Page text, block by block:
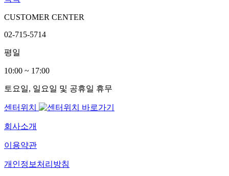
CUSTOMER CENTER
02-715-5714
평일
10:00 ~ 17:00
토요일, 일요일 및 공휴일 휴무
센터위치
회사소개
이용약관
개인정보처리방침